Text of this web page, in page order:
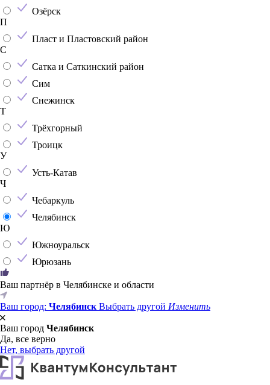
Озёрск
П
Пласт и Пластовский район
С
Сатка и Саткинский район
Сим
Снежинск
Т
Трёхгорный
Троицк
У
Усть-Катав
Ч
Чебаркуль
Челябинск
Ю
Южноуральск
Юрюзань
Ваш партнёр в Челябинске и области
Ваш город: Челябинск Выбрать другой Изменить
Ваш город Челябинск
Да, все верно
Нет, выбрать другой